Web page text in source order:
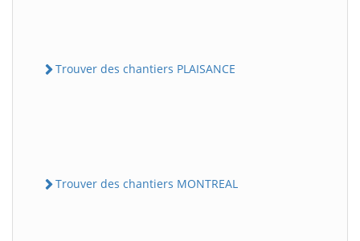
Trouver des chantiers PLAISANCE
Trouver des chantiers MONTREAL